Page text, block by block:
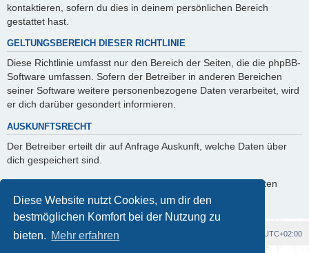
Diese Website nutzt Cookies, um dir den
bestmöglichen Komfort bei der Nutzung zu
bieten. Mehr erfahren
kontaktieren, sofern du dies in deinem persönlichen Bereich
gestattet hast.
GELTUNGSBEREICH DIESER RICHTLINIE
Diese Richtlinie umfasst nur den Bereich der Seiten, die die phpBB-
Software umfassen. Sofern der Betreiber in anderen Bereichen
seiner Software weitere personenbezogene Daten verarbeitet, wird
er dich darüber gesondert informieren.
AUSKUNFTSRECHT
Der Betreiber erteilt dir auf Anfrage Auskunft, welche Daten über
dich gespeichert sind.
Du kannst jederzeit die Löschung bzw. Sperrung deiner Daten
verlangen. Kontaktiere hierzu bitte den Betreiber.
Foren-Übersicht UTC+02:00